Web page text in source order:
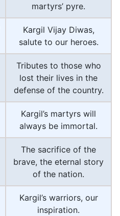
martyrs’ pyre.
Kargil Vijay Diwas,
salute to our heroes.
Tributes to those who
lost their lives in the
defense of the country.
Kargil’s martyrs will
always be immortal.
The sacrifice of the
brave, the eternal story
of the nation.
Kargil’s warriors, our
inspiration.